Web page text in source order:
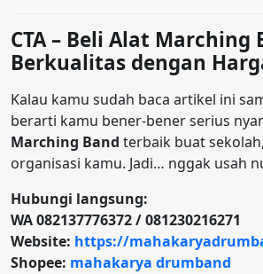
CTA – Beli Alat Marching
Berkualitas dengan
Kalau kamu sudah baca artikel ini
berarti kamu bener-bener serius
Marching Band terbaik buat
organisasi kamu. Jadi… nggak usah
Hubungi langsung:
WA 082137776372 / 081230216271
Website: https://
Shopee: mahakarya drumband